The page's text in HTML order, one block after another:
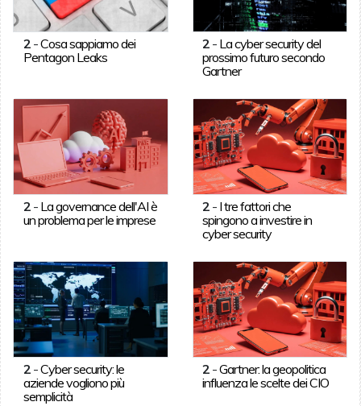
2-Cosa sappiamo dei
Pentagon Leaks
2 - La cyber security del
prossimo futuro secondo
Gartner
2- La governance dell'AI è
un problema per le imprese
2 - I tre fattori che
spingono a investire in
cyber security
2-Cyber security: le
aziende vogliono più
semplicità
2 -Gartner: la geopolitica
influenza le scelte dei CIO